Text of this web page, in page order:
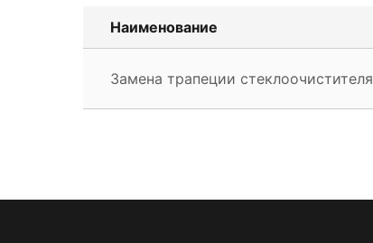
Наименование
Замена трапеции стеклоочистителя